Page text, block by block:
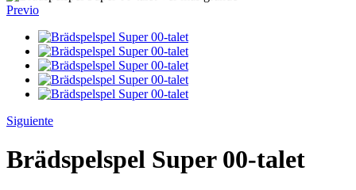
Previo
Siguiente
Brädspelspel Super 00-talet